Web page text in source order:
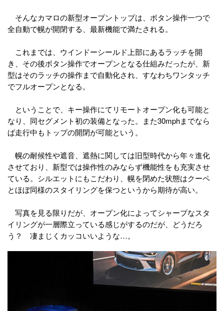
そんなカマロの新型オープントップは、ボタン操作一つで
全自動で幌が開閉する、最新機能で満たされる。
これまでは、ウインドーシールド上部にあるラッチを開
き、その後ボタン操作でオープンとなる仕組みだったが、新
型はそのラッチの操作まで自動化され、すなわちワンタッチ
でフルオープンとなる。
ということで、キー操作にてリモートオープン化も可能と
なり、同セグメント初の装備となった。また30mphまでなら
ば走行中もトップの開閉が可能という。
幌の耐候性や遮音、遮熱に関しては旧型時代から年々進化
させており、新型では操作性のみならず機能性をも充実させ
ている。シルエットにもこだわり、幌を閉めた状態はクーペ
とほぼ同様のスタイリングを保つというから期待が高い。
写真を見る限りだが、オープン化によってシャープなスタ
イリングが一層際立っている感じがするのだが、どうだろ
う？ 凄まじくカッコいいような…。